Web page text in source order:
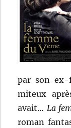
par son ex-
miteux
avait… La
roman